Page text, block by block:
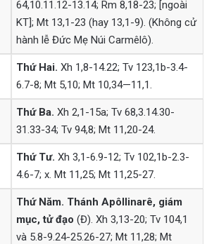
64,10.11.12-13.14; Rm 8,18-23; [ngoài
KT]; Mt 13,1-23 (hay 13,1-9). (Không cử
hành lễ Đức Mẹ Núi Carmêlô).
Thứ Hai. Xh 1,8-14.22; Tv 123,1b-3.4-
6.7-8; Mt 5,10; Mt 10,34—11,1.
Thứ Ba. Xh 2,1-15a; Tv 68,3.14.30-
31.33-34; Tv 94,8; Mt 11,20-24.
Thứ Tư. Xh 3,1-6.9-12; Tv 102,1b-2.3-
4.6-7; x. Mt 11,25; Mt 11,25-27.
Thứ Năm. Thánh Apôllinarê, giám
mục, tử đạo (Đ). Xh 3,13-20; Tv 104,1
và 5.8-9.24-25.26-27; Mt 11,28; Mt